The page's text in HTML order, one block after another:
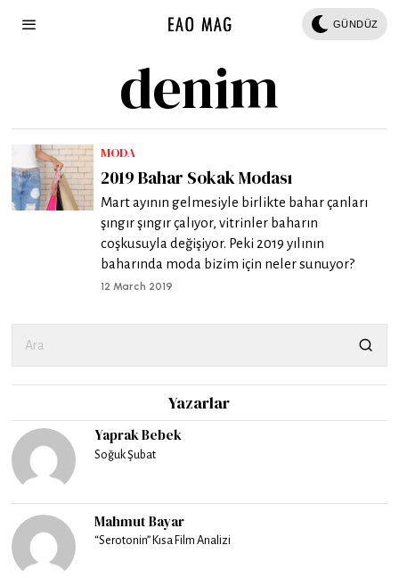
GÜNDÜZ
denim
MODA
2019 Bahar Sokak Modası
Mart ayının gelmesiyle birlikte bahar çanları
şıngır şıngır çalıyor, vitrinler baharın
coşkusuyla değişiyor. Peki 2019 yılının
baharında moda bizim için neler sunuyor?
12 March 2019
Yazarlar
Yaprak Bebek
Soğuk Şubat
Mahmut Bayar
“Serotonin” Kısa Film Analizi